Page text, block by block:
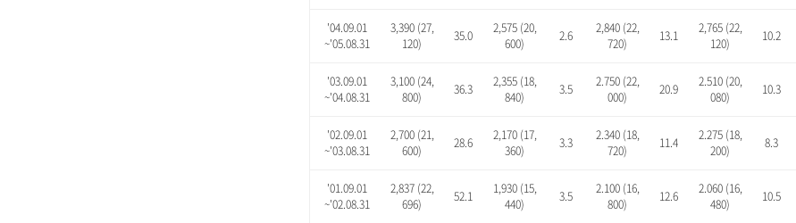
'04.09.01
~'05.08.31
3,390 (27,
120)
35.0
2,575 (20,
600)
2.6
2,840 (22,
720)
13.1
2,765 (22,
120)
10.2
'03.09.01
~'04.08.31
3,100 (24,
800)
36.3
2,355 (18,
840)
3.5
2.750 (22,
000)
20.9
2.510 (20,
080)
10.3
'02.09.01
~'03.08.31
2,700 (21,
600)
28.6
2,170 (17,
360)
3.3
2.340 (18,
720)
11.4
2.275 (18,
200)
8.3
'01.09.01
~'02.08.31
2,837 (22,
696)
52.1
1,930 (15,
440)
3.5
2.100 (16,
800)
12.6
2.060 (16,
480)
10.5